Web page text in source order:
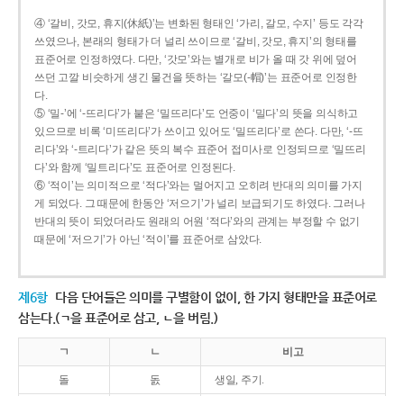
④ ‘갈비, 갓모, 휴지(休紙)’는 변화된 형태인 ‘가리, 갈모, 수지’ 등도 각각
쓰였으나, 본래의 형태가 더 널리 쓰이므로 ‘갈비, 갓모, 휴지’의 형태를
표준어로 인정하였다. 다만, ‘갓모’와는 별개로 비가 올 때 갓 위에 덮어
쓰던 고깔 비슷하게 생긴 물건을 뜻하는 ‘갈모(-帽)’는 표준어로 인정한
다.
⑤ ‘밀-’에 ‘-뜨리다’가 붙은 ‘밀뜨리다’도 언중이 ‘밀다’의 뜻을 의식하고
있으므로 비록 ‘미뜨리다’가 쓰이고 있어도 ‘밀뜨리다’로 쓴다. 다만, ‘-뜨
리다’와 ‘-트리다’가 같은 뜻의 복수 표준어 접미사로 인정되므로 ‘밀뜨리
다’와 함께 ‘밀트리다’도 표준어로 인정된다.
⑥ ‘적이’는 의미적으로 ‘적다’와는 멀어지고 오히려 반대의 의미를 가지
게 되었다. 그 때문에 한동안 ‘저으기’가 널리 보급되기도 하였다. 그러나
반대의 뜻이 되었더라도 원래의 어원 ‘적다’와의 관계는 부정할 수 없기
때문에 ‘저으기’가 아닌 ‘적이’를 표준어로 삼았다.
제6항 다음 단어들은 의미를 구별함이 없이, 한 가지 형태만을 표준어로
삼는다.(ㄱ을 표준어로 삼고, ㄴ을 버림.)
ㄱ ㄴ 비고
돌 돐 생일, 주기.